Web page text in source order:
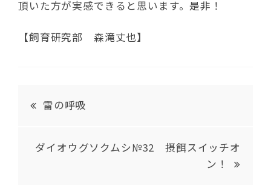
頂いた方が実感できると思います。是非！
【飼育研究部 森滝丈也】
雷の呼吸
ダイオウグソクムシ№32 摂餌スイッチオ
ン！